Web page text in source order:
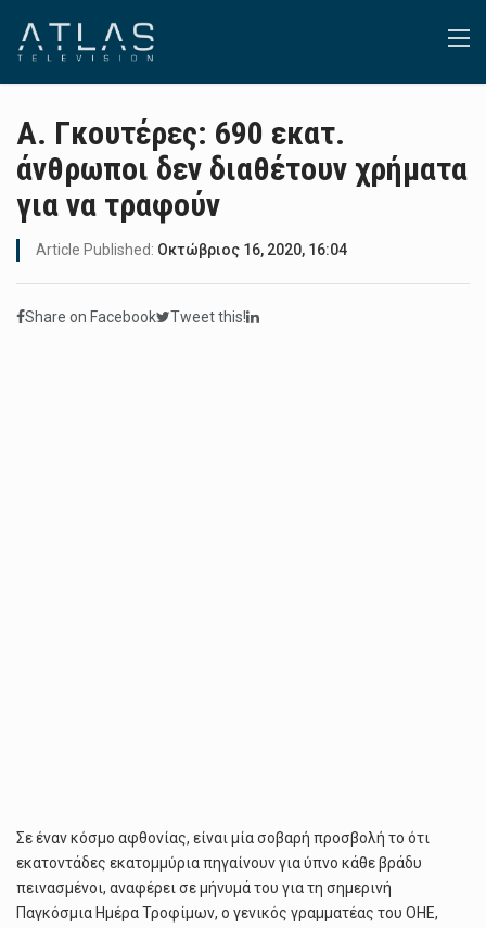
A. Γκουτέρες: 690 εκατ.
άνθρωποι δεν διαθέτουν χρήματα
για να τραφούν
Article Published: Οκτώβριος 16, 2020, 16:04
Share on Facebook Tweet this!
Σε έναν κόσμο αφθονίας, είναι μία σοβαρή προσβολή το ότι
εκατοντάδες εκατομμύρια πηγαίνουν για ύπνο κάθε βράδυ
πεινασμένοι, αναφέρει σε μήνυμά του για τη σημερινή
Παγκόσμια Ημέρα Τροφίμων, ο γενικός γραμματέας του ΟΗΕ,